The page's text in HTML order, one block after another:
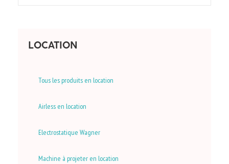
LOCATION
Tous les produits en location
Airless en location
Electrostatique Wagner
Machine à projeter en location